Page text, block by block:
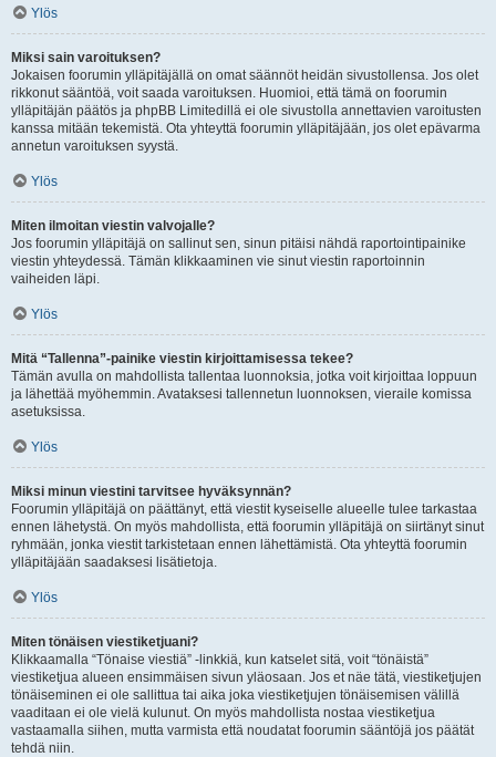
Ylös
Miksi sain varoituksen?
Jokaisen foorumin ylläpitäjällä on omat säännöt heidän sivustollensa. Jos olet
rikkonut sääntöä, voit saada varoituksen. Huomioi, että tämä on foorumin
ylläpitäjän päätös ja phpBB Limitedillä ei ole sivustolla annettavien varoitusten
kanssa mitään tekemistä. Ota yhteyttä foorumin ylläpitäjään, jos olet epävarma
annetun varoituksen syystä.
Ylös
Miten ilmoitan viestin valvojalle?
Jos foorumin ylläpitäjä on sallinut sen, sinun pitäisi nähdä raportointipainike
viestin yhteydessä. Tämän klikkaaminen vie sinut viestin raportoinnin
vaiheiden läpi.
Ylös
Mitä “Tallenna”-painike viestin kirjoittamisessa tekee?
Tämän avulla on mahdollista tallentaa luonnoksia, jotka voit kirjoittaa loppuun
ja lähettää myöhemmin. Avataksesi tallennetun luonnoksen, vieraile komissa
asetuksissa.
Ylös
Miksi minun viestini tarvitsee hyväksynnän?
Foorumin ylläpitäjä on päättänyt, että viestit kyseiselle alueelle tulee tarkastaa
ennen lähetystä. On myös mahdollista, että foorumin ylläpitäjä on siirtänyt sinut
ryhmään, jonka viestit tarkistetaan ennen lähettämistä. Ota yhteyttä foorumin
ylläpitäjään saadaksesi lisätietoja.
Ylös
Miten tönäisen viestiketjuani?
Klikkaamalla “Tönaise viestiä” -linkkiä, kun katselet sitä, voit “tönäistä”
viestiketjua alueen ensimmäisen sivun yläosaan. Jos et näe tätä, viestiketjujen
tönäiseminen ei ole sallittua tai aika joka viestiketjujen tönäisemisen välillä
vaaditaan ei ole vielä kulunut. On myös mahdollista nostaa viestiketjua
vastaamalla siihen, mutta varmista että noudatat foorumin sääntöjä jos päätät
tehdä niin.